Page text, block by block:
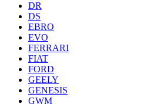
DR
DS
EBRO
EVO
FERRARI
FIAT
FORD
GEELY
GENESIS
GWM